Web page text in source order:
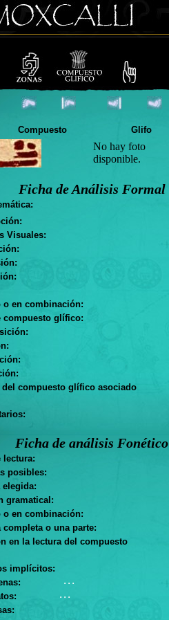
Compuesto Glifo
No hay foto
disponible.
Ficha de Análisis Formal
Visuales:
o en combinación:
compuesto glífico:
del compuesto glífico asociado
Ficha de análisis Fonético
lectura:
posibles:
elegida:
gramatical:
o en combinación:
completa o una parte:
en la lectura del compuesto
implícitos:
. . .
. . .